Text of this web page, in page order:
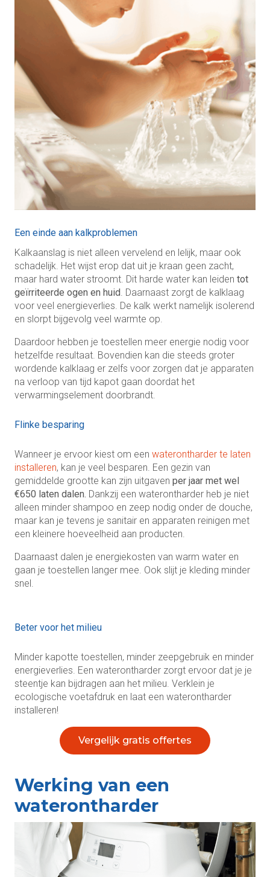
Een einde aan kalkproblemen
Kalkaanslag is niet alleen vervelend en lelijk, maar ook
schadelijk. Het wijst erop dat uit je kraan geen zacht,
maar hard water stroomt. Dit harde water kan leiden tot
geïrriteerde ogen en huid. Daarnaast zorgt de kalklaag
voor veel energieverlies. De kalk werkt namelijk isolerend
en slorpt bijgevolg veel warmte op.
Daardoor hebben je toestellen meer energie nodig voor
hetzelfde resultaat. Bovendien kan die steeds groter
wordende kalklaag er zelfs voor zorgen dat je apparaten
na verloop van tijd kapot gaan doordat het
verwarmingselement doorbrandt.
Flinke besparing
Wanneer je ervoor kiest om een waterontharder te laten
installeren, kan je veel besparen. Een gezin van
gemiddelde grootte kan zijn uitgaven per jaar met wel
€650 laten dalen. Dankzij een waterontharder heb je niet
alleen minder shampoo en zeep nodig onder de douche,
maar kan je tevens je sanitair en apparaten reinigen met
een kleinere hoeveelheid aan producten.
Daarnaast dalen je energiekosten van warm water en
gaan je toestellen langer mee. Ook slijt je kleding minder
snel.
Beter voor het milieu
Minder kapotte toestellen, minder zeepgebruik en minder
energieverlies. Een waterontharder zorgt ervoor dat je je
steentje kan bijdragen aan het milieu. Verklein je
ecologische voetafdruk en laat een waterontharder
installeren!
Vergelijk gratis offertes
Werking van een
waterontharder